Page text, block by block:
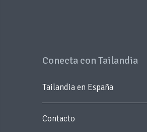
Conecta con Tailandia
Tailandia en España
Contacto